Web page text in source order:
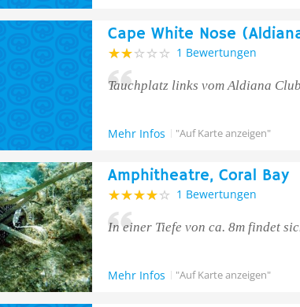
Cape White Nose
1 Bewertungen
Tauchplatz links vom Aldiana
Mehr Infos "Auf Karte anzeigen"
Amphitheatre, Coral Bay
1 Bewertungen
In einer Tiefe von ca. 8m findet
Mehr Infos "Auf Karte anzeigen"